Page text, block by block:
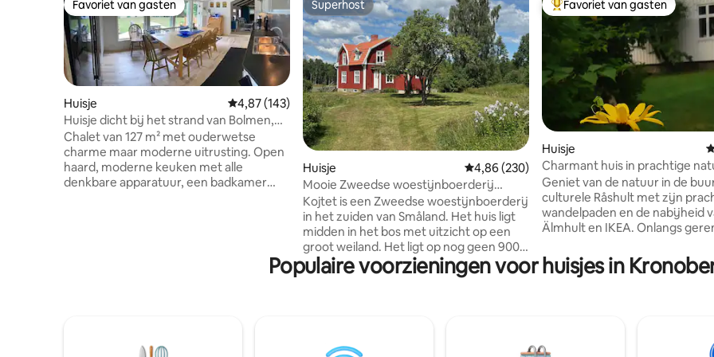
Favoriet van gasten
Favoriet van gasten
Huisje Gemiddelde beoordeling van 4,87 uit 5, 143 recensies
4,87 (143)
Huisje dicht bij het strand van Bolmen,
vissen, zwemmen
Chalet van 127 m² met ouderwetse
charme maar moderne uitrusting. Open
haard, moderne keuken met alle
denkbare apparatuur, een badkamer
meegebracht of verstrekt voor 130 SEK
Schoonmaakkosten 1000 SEK/100 EUR.
Superhost
Superhost
Huisje Gemiddelde beoordeling van 4,86 uit 5, 230
4,86 (230)
Mooie Zweedse woestijnboerderij
midden in het bos dicht bij het meer
Kojtet is een Zweedse woestijnboerderij
in het zuiden van Småland. Het huis ligt
midden in het bos met uitzicht op een
groot weiland. Het ligt op nog geen 900
meter van het meer Möckeln. Het huis is
een prachtig oud huis dat met een
gezinnen met kinderen. Een vakantie op
Topfavoriet van gasten
Favoriet van gasten
Huisje
Charmant huis in prachtige
Geniet van de natuur in de
culturele Råshult met zijn
wandelpaden en de nabijheid
Älmhult en IKEA. Onlangs
het meer en op loopafstand
Friluftsbas met een zwembrug
vindt Bykrogen in Liatorp. 7 km
zuiden ligt Älmhult met
Populaire voorzieningen voor huisjes in